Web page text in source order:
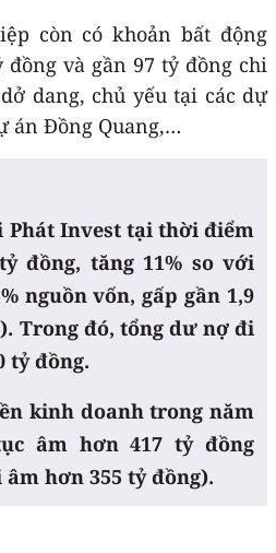
còn có khoản bất động
và gần 97 tỷ đồng chi
dang, chủ yếu tại các dự
án Đồng Quang,…
Phát Invest tại thời điểm
đồng, tăng 11% so với
nguồn vốn, gấp gần 1,9
Trong đó, tổng dư nợ đi
tỷ đồng.
kinh doanh trong năm
âm hơn 417 tỷ đồng
hơn 355 tỷ đồng).